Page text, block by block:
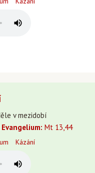
v mezidobí
Evangelium: Mt 13,44
Kázání